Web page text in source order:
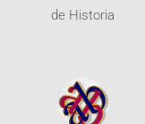
de Historia